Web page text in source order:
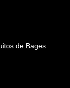
de Bages